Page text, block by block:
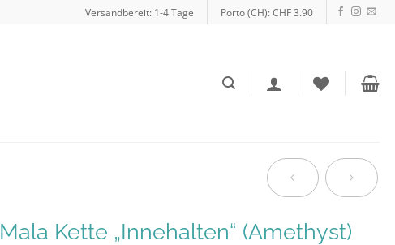
Versandbereit: 1-4 Tage Porto (CH): CHF 3.90
Mala Kette „Innehalten“ (Amethyst)